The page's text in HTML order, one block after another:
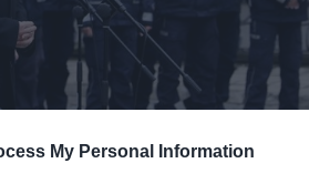
My Personal Information
Fot. Policja